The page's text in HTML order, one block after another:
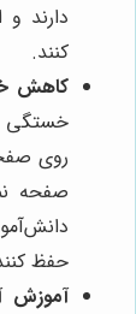
دارند
کنند.
کاهش
خستگی
روی
صفحه
حفظ
آموزش